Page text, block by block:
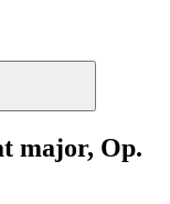
major, Op.